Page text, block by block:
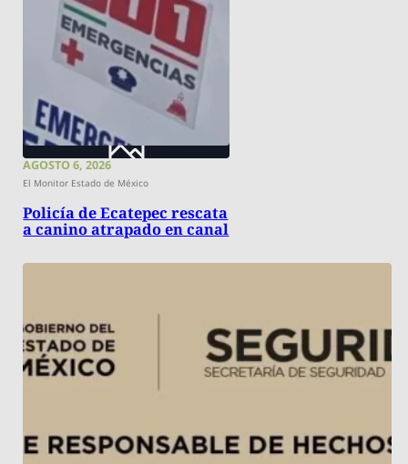
AGOSTO 6, 2026
El Monitor Estado de México
Policía de Ecatepec rescata
a canino atrapado en canal